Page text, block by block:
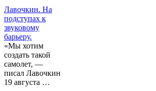
Лавочкин. На
подступах к
звуковому
барьеру.
«Мы хотим
создать такой
самолет, —
писал Лавочкин
19 августа …